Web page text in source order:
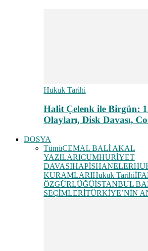
Hukuk Tarihi
Halit Çelenk ile Birgün:
Olayları, Disk Davası,
DOSYA
TümüCEMAL BALİ AKAL
YAZILARICUMHURİYET
DAVASIHAPİSHANELER
KURAMLARIHukuk Tarihi
ÖZGÜRLÜĞÜİSTANBUL
SEÇİMLERİTÜRKİYE’NİN